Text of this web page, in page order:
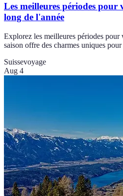
Les meilleures périodes pour
long de l'année
Explorez les meilleures périodes pour
saison offre des charmes uniques
Suissevoyage
Aug 4